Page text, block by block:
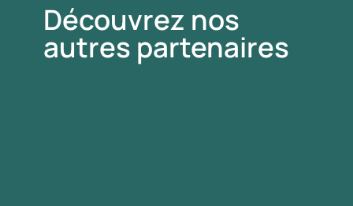
Découvrez nos
autres partenaires